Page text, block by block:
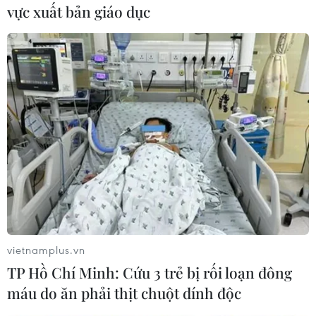
án giúp đỡ nhân dân, Phật tử vượt qua khó
khăn, hoạn nạn, thiên tai.
Theo đó, “Lục Hòa Cộng Trụ” là 6 nguyên tắc
sống hoà hợp, đoàn kết trong tình thân thương
đầy thánh thiện của cộng đồng những người đệ
tử của đức Phật tại gia cũng như xuất gia, đó là
hoà đồng trên nguyên tắc Kỷ luật, Hành động,
Ngôn luận, Quyền lợi, Ý chí và Nhận thức.
vực xuất bản giáo dục
vietnamplus.vn
TP Hồ Chí Minh: Cứu 3 trẻ bị rối loạn đông
máu do ăn phải thịt chuột dính độc